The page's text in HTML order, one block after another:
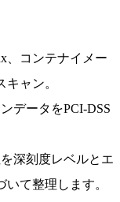
、コンテナイメー
ャン。
データをPCI-DSS
深刻度レベルとエ
て整理します。